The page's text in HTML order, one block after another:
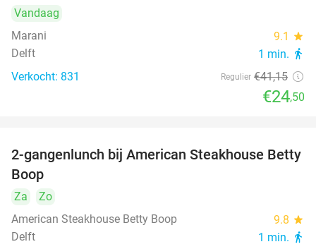
Vandaag
Marani
9.1 star
Delft 1 min. directions_walk
Verkocht: 831 Regulier €41,15
€24,50
40%
2-gangenlunch bij American Steakhouse Betty
Boop
Za
Zo
American Steakhouse Betty Boop
9.8 star
Delft 1 min. directions_walk